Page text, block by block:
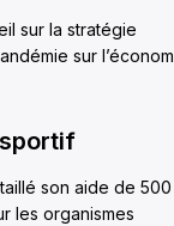
sur la stratégie
sur
son aide de 500
les organismes